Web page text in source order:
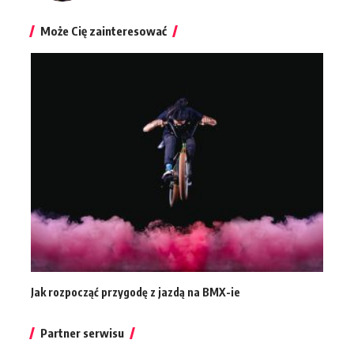
Może Cię zainteresować
Jak rozpocząć przygodę z jazdą na BMX-ie
Partner serwisu